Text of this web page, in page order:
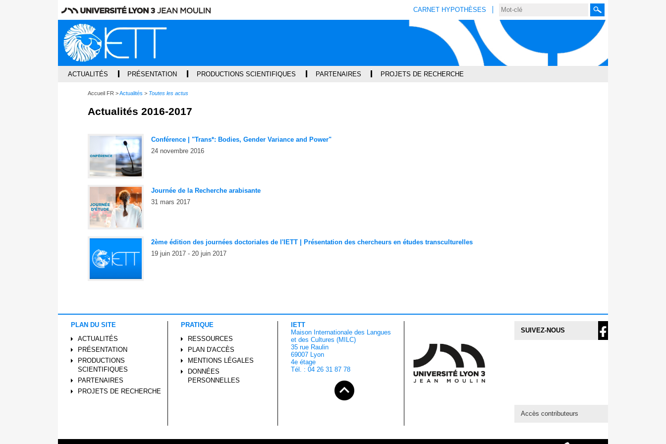
CARNET HYPOTHÈSES Rechercher
ACTUALITÉS PRÉSENTATION PRODUCTIONS SCIENTIFIQUES PARTENAIRES PROJETS DE RECHERCHE
Accueil FR Actualités Toutes les actus
Actualités 2016-2017
Conférence | "Trans*: Bodies, Gender Variance and Power"
24 novembre 2016
Journée de la Recherche arabisante
31 mars 2017
2ème édition des journées doctoriales de l'IETT | Présentation des chercheurs en études transculturelles
19 juin 2017 - 20 juin 2017
PLAN DU SITE
ACTUALITÉS
PRÉSENTATION
PRODUCTIONS
SCIENTIFIQUES
PARTENAIRES
PROJETS DE RECHERCHE
PRATIQUE
RESSOURCES
PLAN D'ACCÈS
MENTIONS LÉGALES
DONNÉES
PERSONNELLES
IETT
Maison Internationale des Langues
et des Cultures (MILC)
35 rue Raulin
69007 Lyon
4e étage
Tél. : 04 26 31 87 78
SUIVEZ-NOUS
Accès contributeurs